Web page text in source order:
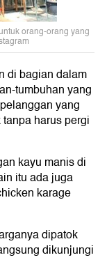
orang-orang yang
di bagian dalam
tumbuhan yang
yang
harus pergi
kayu manis di
itu ada juga
karage
dipatok
dikunjungi